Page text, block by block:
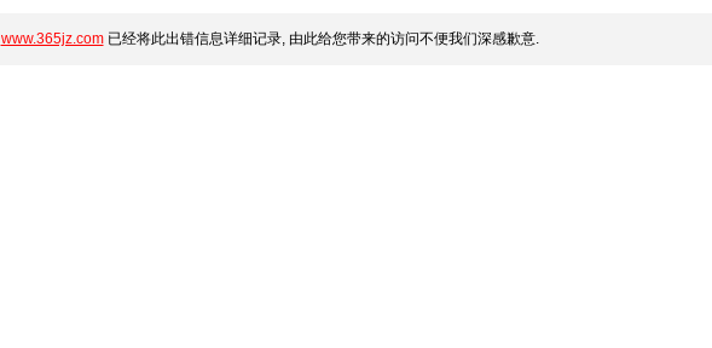
www.365jz.com已经将此出错信息详细记录, 由此给您带来的访问不便我们深感歉意.